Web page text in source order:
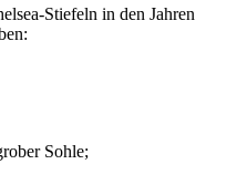
Stiefeln in den Jahren
Sohle;